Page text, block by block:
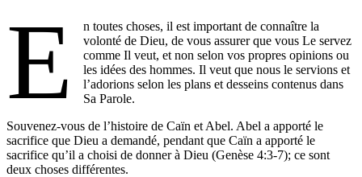
E
n toutes choses, il est important de connaître la
volonté de Dieu, de vous assurer que vous Le servez
comme Il veut, et non selon vos propres opinions ou
les idées des hommes. Il veut que nous le servions et
l’adorions selon les plans et desseins contenus dans
Sa Parole.
Souvenez-vous de l’histoire de Caïn et Abel. Abel a apporté le
sacrifice que Dieu a demandé, pendant que Caïn a apporté le
sacrifice qu’il a choisi de donner à Dieu (Genèse 4:3-7); ce sont
deux choses différentes.